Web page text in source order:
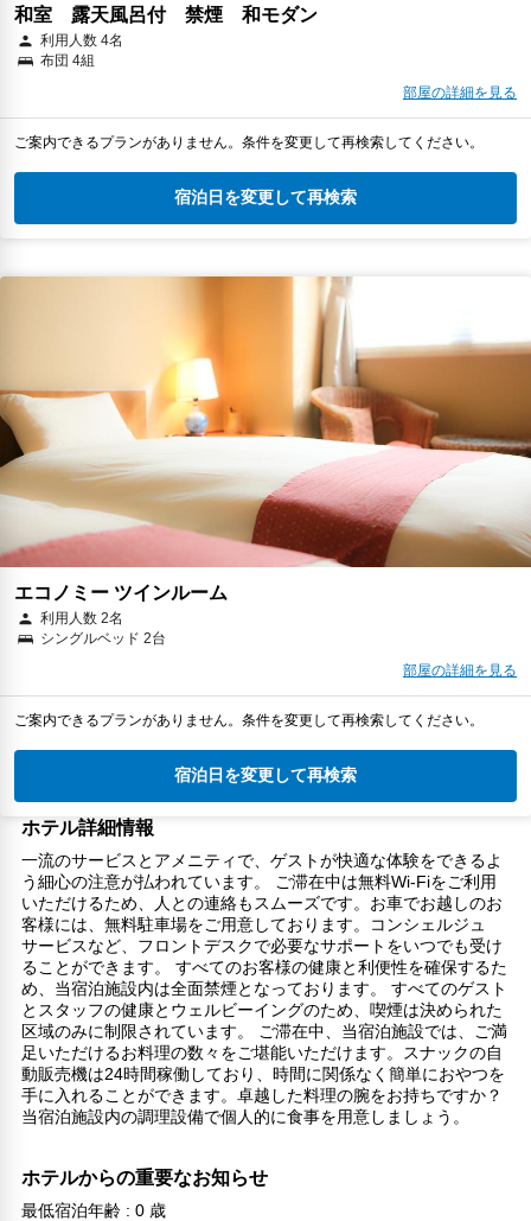
和室 露天風呂付 禁煙 和モダン
利用人数 4名
布団 4組
部屋の詳細を見る
ご案内できるプランがありません。条件を変更して再検索してください。
宿泊日を変更して再検索
エコノミー ツインルーム
利用人数 2名
シングルベッド 2台
部屋の詳細を見る
ご案内できるプランがありません。条件を変更して再検索してください。
宿泊日を変更して再検索
ホテル詳細情報
一流のサービスとアメニティで、ゲストが快適な体験をできるよ
う細心の注意が払われています。 ご滞在中は無料Wi-Fiをご利用
いただけるため、人との連絡もスムーズです。お車でお越しのお
客様には、無料駐車場をご用意しております。コンシェルジュ
サービスなど、フロントデスクで必要なサポートをいつでも受け
ることができます。 すべてのお客様の健康と利便性を確保するた
め、当宿泊施設内は全面禁煙となっております。 すべてのゲスト
とスタッフの健康とウェルビーイングのため、喫煙は決められた
区域のみに制限されています。 ご滞在中、当宿泊施設では、ご満
足いただけるお料理の数々をご堪能いただけます。スナックの自
動販売機は24時間稼働しており、時間に関係なく簡単におやつを
手に入れることができます。卓越した料理の腕をお持ちですか？
当宿泊施設内の調理設備で個人的に食事を用意しましょう。
ホテルからの重要なお知らせ
最低宿泊年齢 : 0 歳